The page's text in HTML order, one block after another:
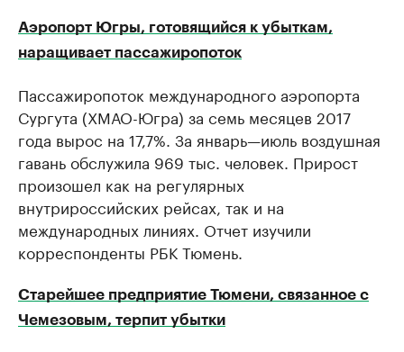
Аэропорт Югры, готовящийся к убыткам,
наращивает пассажиропоток
Пассажиропоток международного аэропорта
Сургута (ХМАО-Югра) за семь месяцев 2017
года вырос на 17,7%. За январь—июль воздушная
гавань обслужила 969 тыс. человек. Прирост
произошел как на регулярных
внутрироссийских рейсах, так и на
международных линиях. Отчет изучили
корреспонденты РБК Тюмень.
Старейшее предприятие Тюмени, связанное с
Чемезовым, терпит убытки